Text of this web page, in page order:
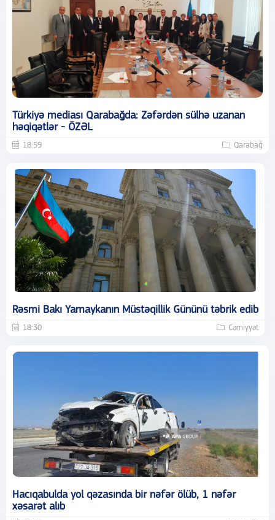
Türkiyə mediası Qarabağda: Zəfərdən sülhə uzanan
həqiqətlər - ÖZƏL
18:59 Qarabağ
Rəsmi Bakı Yamaykanın Müstəqillik Gününü təbrik edib
18:30 Cəmiyyət
Hacıqabulda yol qəzasında bir nəfər ölüb, 1 nəfər
xəsarət alıb